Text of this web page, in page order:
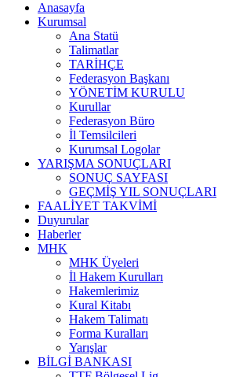
Anasayfa
Kurumsal
Ana Statü
Talimatlar
TARİHÇE
Federasyon Başkanı
YÖNETİM KURULU
Kurullar
Federasyon Büro
İl Temsilcileri
Kurumsal Logolar
YARIŞMA SONUÇLARI
SONUÇ SAYFASI
GEÇMİŞ YIL SONUÇLARI
FAALİYET TAKVİMİ
Duyurular
Haberler
MHK
MHK Üyeleri
İl Hakem Kurulları
Hakemlerimiz
Kural Kitabı
Hakem Talimatı
Forma Kuralları
Yarışlar
BİLGİ BANKASI